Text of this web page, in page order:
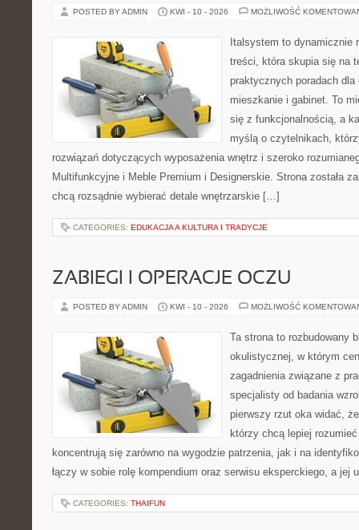
POSTED BY ADMIN KWI - 10 - 2026 MOŻLIWOŚĆ
Italsystem to dynamicznie
treści, która skupia się na
praktycznych poradach
mieszkanie i gabinet. To
się z funkcjonalnością, a
myślą o czytelnikach,
rozwiązań dotyczących wyposażenia wnętrz i szeroko
Multifunkcyjne i Meble Premium i Designerskie. Strona została
chcą rozsądnie wybierać detale wnętrzarskie […]
CATEGORIES: EDUKACJA A KULTURA I TRADYCJE
ZABIEGI I OPERACJE OCZU
POSTED BY ADMIN KWI - 10 - 2026 MOŻLIWOŚĆ
Ta strona to rozbudowany
okulistycznej, w którym
zagadnienia związane z
specjalisty od badania
pierwszy rzut oka widać,
którzy chcą lepiej
koncentrują się zarówno na wygodzie patrzenia, jak i na
łączy w sobie rolę kompendium oraz serwisu eksperckiego, a jej
CATEGORIES: THAIFUN